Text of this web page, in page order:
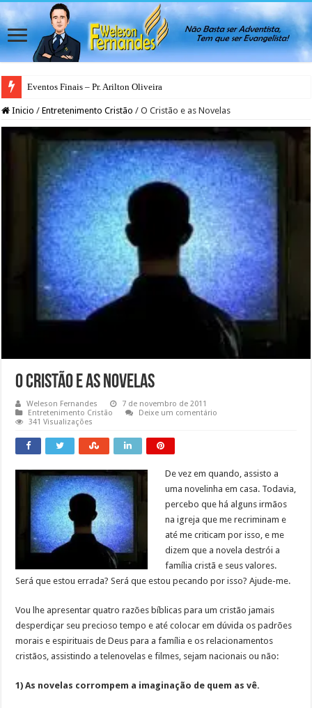
Eventos Finais – Pr. Arilton Oliveira
Inicio / Entretenimento Cristão / O Cristão e as Novelas
O Cristão e as Novelas
Weleson Fernandes
7 de novembro de 2011
Entretenimento Cristão
Deixe um comentário
341 Visualizações
De vez em quando, assisto a
uma novelinha em casa. Todavia,
percebo que há alguns irmãos
na igreja que me recriminam e
até me criticam por isso, e me
dizem que a novela destrói a
família cristã e seus valores.
Será que estou errada? Será que estou pecando por isso? Ajude-me.
Vou lhe apresentar quatro razões bíblicas para um cristão jamais
desperdiçar seu precioso tempo e até colocar em dúvida os padrões
morais e espirituais de Deus para a família e os relacionamentos
cristãos, assistindo a telenovelas e filmes, sejam nacionais ou não:
1) As novelas corrompem a imaginação de quem as vê.